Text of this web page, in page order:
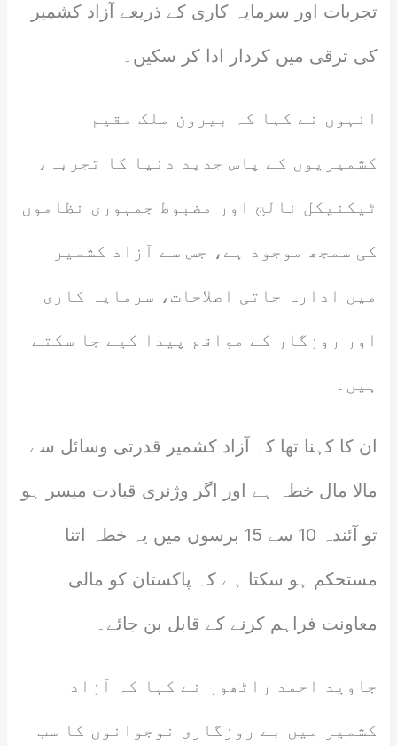
تجربات اور سرمایہ کاری کے ذریعے آزاد کشمیر
کی ترقی میں کردار ادا کر سکیں۔
انہوں نے کہا کہ بیرون ملک مقیم
کشمیریوں کے پاس جدید دنیا کا تجربہ،
ٹیکنیکل نالج اور مضبوط جمہوری نظاموں
کی سمجھ موجود ہے، جس سے آزاد کشمیر
میں ادارہ جاتی اصلاحات، سرمایہ کاری
اور روزگار کے مواقع پیدا کیے جا سکتے
ہیں۔
ان کا کہنا تھا کہ آزاد کشمیر قدرتی وسائل سے
مالا مال خطہ ہے اور اگر وژنری قیادت میسر ہو
تو آئندہ 10 سے 15 برسوں میں یہ خطہ اتنا
مستحکم ہو سکتا ہے کہ پاکستان کو مالی
معاونت فراہم کرنے کے قابل بن جائے۔
جاوید احمد راٹھور نے کہا کہ آزاد
کشمیر میں بے روزگاری نوجوانوں کا سب